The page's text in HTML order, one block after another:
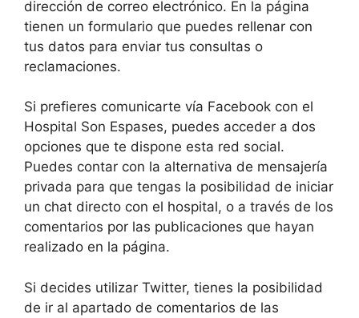
dirección de correo electrónico. En la página
tienen un formulario que puedes rellenar con
tus datos para enviar tus consultas o
reclamaciones.
Si prefieres comunicarte vía Facebook con el
Hospital Son Espases, puedes acceder a dos
opciones que te dispone esta red social.
Puedes contar con la alternativa de mensajería
privada para que tengas la posibilidad de iniciar
un chat directo con el hospital, o a través de los
comentarios por las publicaciones que hayan
realizado en la página.
Si decides utilizar Twitter, tienes la posibilidad
de ir al apartado de comentarios de las